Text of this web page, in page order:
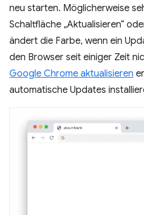
neu starten. Möglicherweise
Schaltfläche „Aktualisieren“
ändert die Farbe, wenn ein
den Browser seit einiger Zeit
Google Chrome aktualisieren
automatische Updates